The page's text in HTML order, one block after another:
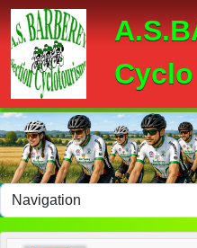
Cyclo
Panneau de gestion des